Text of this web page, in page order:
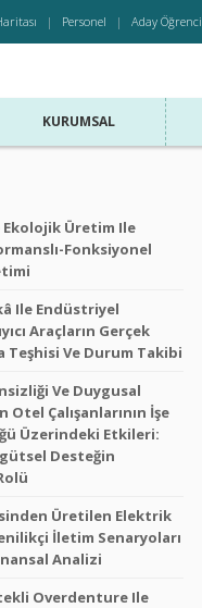
Personel Aday Öğrenci
KURUMSAL
Ekolojik Üretim Ile
Fonksiyonel
Ile Endüstriyel
Araçların Gerçek
Teşhisi Ve Durum Takibi
Ve Duygusal
Otel Çalışanlarının İşe
Üzerindeki Etkileri:
Desteğin
Üretilen Elektrik
İletim Senaryoları
Analizi
Overdenture Ile